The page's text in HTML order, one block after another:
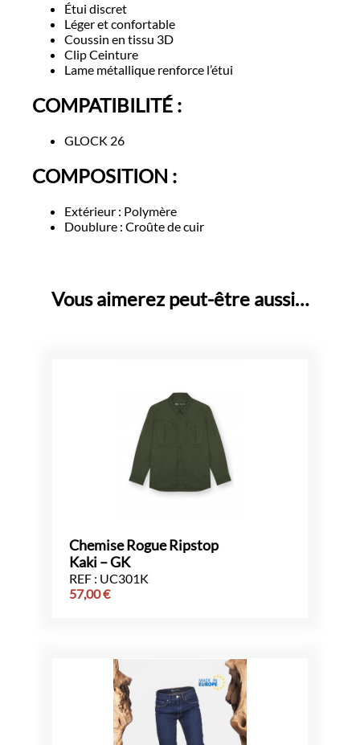
Étui discret
Léger et confortable
Coussin en tissu 3D
Clip Ceinture
Lame métallique renforce l’étui
COMPATIBILITÉ :
GLOCK 26
COMPOSITION :
Extérieur : Polymère
Doublure : Croûte de cuir
Vous aimerez peut-être aussi…
Chemise Rogue Ripstop
Kaki – GK
REF : UC301K
57,00€